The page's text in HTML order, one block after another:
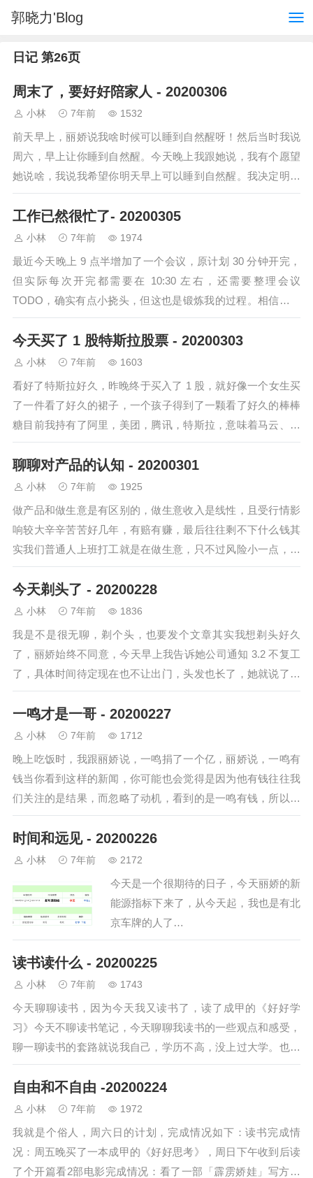
郭晓力'Blog
日记 第26页
周末了，要好好陪家人 - 20200306
小林 7年前 1532
前天早上，丽娇说我啥时候可以睡到自然醒呀！然后当时我说
周六，早上让你睡到自然醒。今天晚上我跟她说，我有个愿望
她说啥，我说我希望你明天早上可以睡到自然醒。我决定明天
早上宇凡醒后就抱他到另一个屋子玩，顺便…
工作已然很忙了- 20200305
小林 7年前 1974
最近今天晚上 9 点半增加了一个会议，原计划 30 分钟开完，
但实际每次开完都需要在 10:30 左右，还需要整理会议
TODO，确实有点小挠头，但这也是锻炼我的过程。相信最多
一周，就会习惯，就会得心…
今天买了 1 股特斯拉股票 - 20200303
小林 7年前 1603
看好了特斯拉好久，昨晚终于买入了 1 股，就好像一个女生买
了一件看了好久的裙子，一个孩子得到了一颗看了好久的棒棒
糖目前我持有了阿里，美团，腾讯，特斯拉，意味着马云、王
兴、马化腾、马斯克，都在为我打工，…
聊聊对产品的认知 - 20200301
小林 7年前 1925
做产品和做生意是有区别的，做生意收入是线性，且受行情影
响较大辛辛苦苦好几年，有赔有赚，最后往往剩不下什么钱其
实我们普通人上班打工就是在做生意，只不过风险小一点，基
本不会赔钱每年收入会递增一点点，开支也…
今天剃头了 - 20200228
小林 7年前 1836
我是不是很无聊，剃个头，也要发个文章其实我想剃头好久
了，丽娇始终不同意，今天早上我告诉她公司通知 3.2 不复工
了，具体时间待定现在也不让出门，头发也长了，她就说了一
句，要不，剃了吧听到后我高兴坏了，…
一鸣才是一哥 - 20200227
小林 7年前 1712
晚上吃饭时，我跟丽娇说，一鸣捐了一个亿，丽娇说，一鸣有
钱当你看到这样的新闻，你可能也会觉得是因为他有钱往往我
们关注的是结果，而忽略了动机，看到的是一鸣有钱，所以捐
了一个亿但我不觉得是因为他有钱，或者说…
时间和远见 - 20200226
小林 7年前 2172
今天是一个很期待的日子，今天丽娇的新
能源指标下来了，从今天起，我也是有北
京车牌的人了…
读书读什么 - 20200225
小林 7年前 1743
今天聊聊读书，因为今天我又读书了，读了成甲的《好好学
习》今天不聊读书笔记，今天聊聊我读书的一些观点和感受，
聊一聊读书的套路就说我自己，学历不高，没上过大学。也没
有特别牛的大 V 朋友英语还一点也不会，…
自由和不自由 -20200224
小林 7年前 1972
我就是个俗人，周六日的计划，完成情况如下：读书完成情
况：周五晚买了一本成甲的《好好思考》，周日下午收到后读
了个开篇看2部电影完成情况：看了一部「霹雳娇娃」写方案